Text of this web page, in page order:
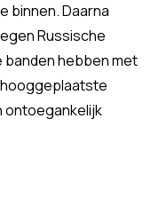
binnen. Daarna
Russische
banden hebben met
hooggeplaatste
ontoegankelijk